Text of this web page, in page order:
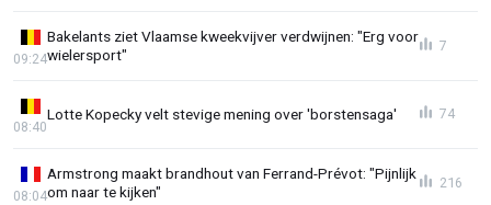
Bakelants ziet Vlaamse kweekvijver verdwijnen: "Erg voor
wielersport"
09:24
7
Lotte Kopecky velt stevige mening over 'borstensaga'
08:40
74
Armstrong maakt brandhout van Ferrand-Prévot: "Pijnlijk
om naar te kijken"
08:04
216